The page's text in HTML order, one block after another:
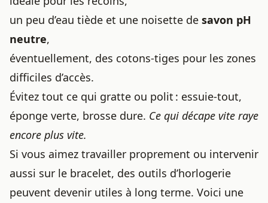
un peu d’eau tiède et une noisette de savon pH
neutre,
éventuellement, des cotons-tiges pour les zones
difficiles d’accès.
Évitez tout ce qui gratte ou polit : essuie-tout,
éponge verte, brosse dure. Ce qui décape vite raye
encore plus vite.
Si vous aimez travailler proprement ou intervenir
aussi sur le bracelet, des outils d’horlogerie
peuvent devenir utiles à long terme. Voici une